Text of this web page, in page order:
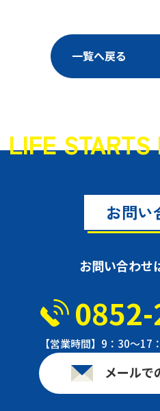
一覧へ戻る
LIFE
お問い
お問い合わせ
【営業時間】9：30〜
メールで